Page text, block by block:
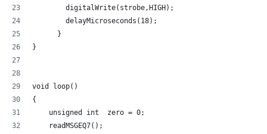
        digitalWrite(strobe,HIGH);
        delayMicroseconds(18);
      }
}
void loop()
{
    unsigned int  zero = 0;
    readMSGEQ7();